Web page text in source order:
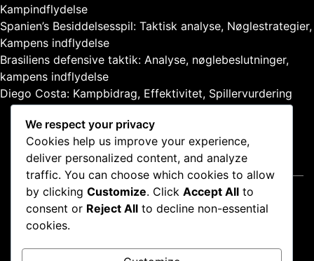
Kampindflydelse
Spanien’s Besiddelsesspil: Taktisk analyse, Nøglestrategier,
Kampens indflydelse
Brasiliens defensive taktik: Analyse, nøglebeslutninger,
kampens indflydelse
Diego Costa: Kampbidrag, Effektivitet, Spillervurdering
Juridisk
Kontakt os
Brugeraftale
Fortrolighedspolitik
Vores historie
We respect your privacy
Cookies help us improve your experience,
deliver personalized content, and analyze
traffic. You can choose which cookies to allow
by clicking Customize. Click Accept All to
consent or Reject All to decline non-essential
cookies.